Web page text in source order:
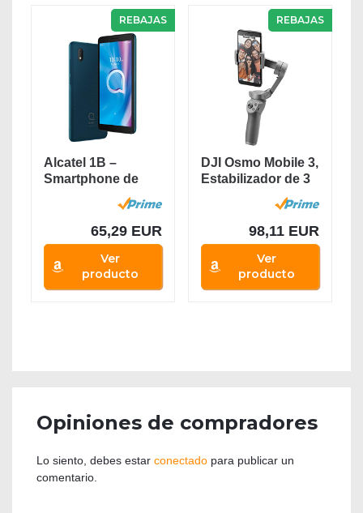
REBAJAS
Alcatel 1B –
Smartphone de
65,29 EUR
Ver
producto
REBAJAS
DJI Osmo Mobile 3,
Estabilizador de 3
98,11 EUR
Ver
producto
Opiniones de compradores
Lo siento, debes estar conectado para publicar un
comentario.